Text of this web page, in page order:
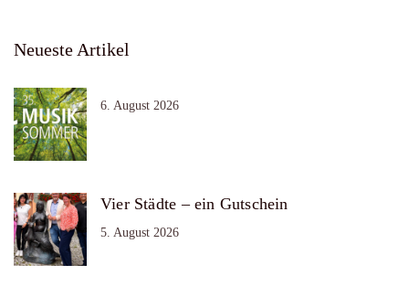
Neueste Artikel
6. August 2026
Vier Städte – ein Gutschein
5. August 2026